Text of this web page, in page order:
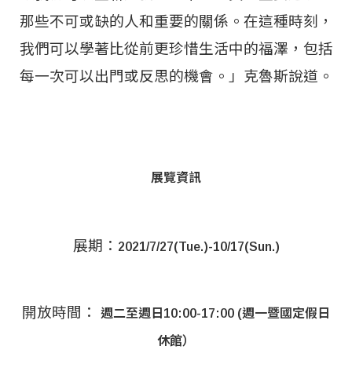
那些不可或缺的人和重要的關係。在這種時刻，
我們可以學著比從前更珍惜生活中的福澤，包括
每一次可以出門或反思的機會。」克魯斯說道。
展覽資訊
展期： 2021/7/27(Tue.)-10/17(Sun.)
開放時間： 週二至週日10:00-17:00 (週一暨國定假日
休館）